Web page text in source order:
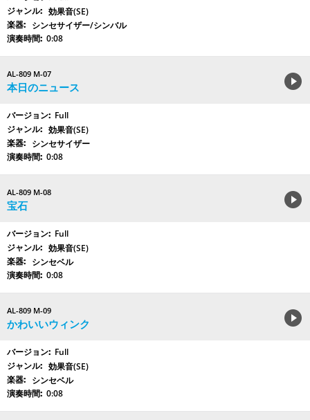
効果音(SE)
シンセサイザー/シンバル
0:08
AL-809 M-07
本日のニュース
Full
効果音(SE)
シンセサイザー
0:08
AL-809 M-08
宝石
Full
効果音(SE)
シンセベル
0:08
AL-809 M-09
かわいいウィンク
Full
効果音(SE)
シンセベル
0:08